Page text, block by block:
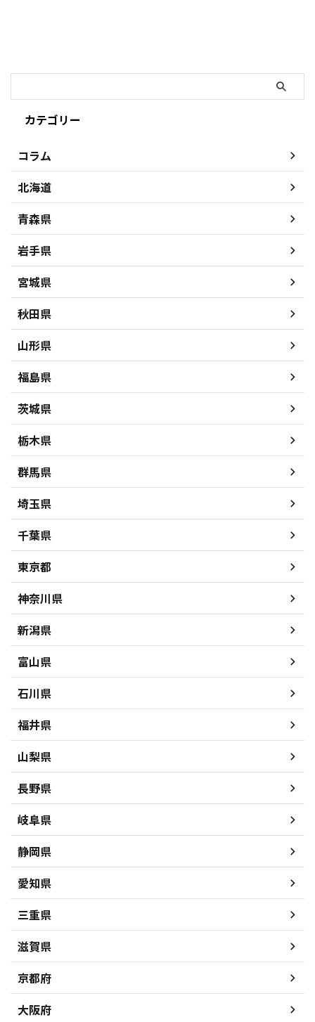
カテゴリー
コラム
北海道
青森県
岩手県
宮城県
秋田県
山形県
福島県
茨城県
栃木県
群馬県
埼玉県
千葉県
東京都
神奈川県
新潟県
富山県
石川県
福井県
山梨県
長野県
岐阜県
静岡県
愛知県
三重県
滋賀県
京都府
大阪府